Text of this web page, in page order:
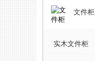
文件柜
实木文件柜